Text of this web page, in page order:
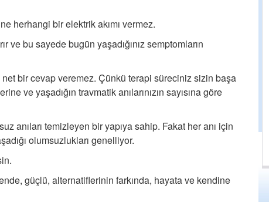
herhangi bir elektrik akımı vermez.
ve bu sayede bugün yaşadığınız semptomların
bir cevap veremez. Çünkü terapi süreciniz sizin başa
ve yaşadığın travmatik anılarınızın sayısına göre
anıları temizleyen bir yapıya sahip. Fakat her anı için
olumsuzlukları genelliyor.
güçlü, alternatiflerinin farkında, hayata ve kendine